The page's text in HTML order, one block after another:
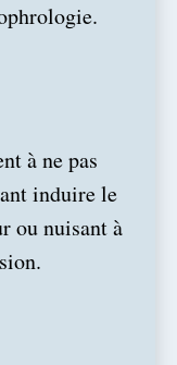
à ne pas
induire le
ou nuisant à